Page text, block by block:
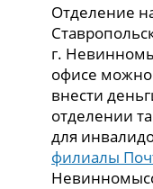
Отделение
г.
офисе
внести
отделении
для
филиалы